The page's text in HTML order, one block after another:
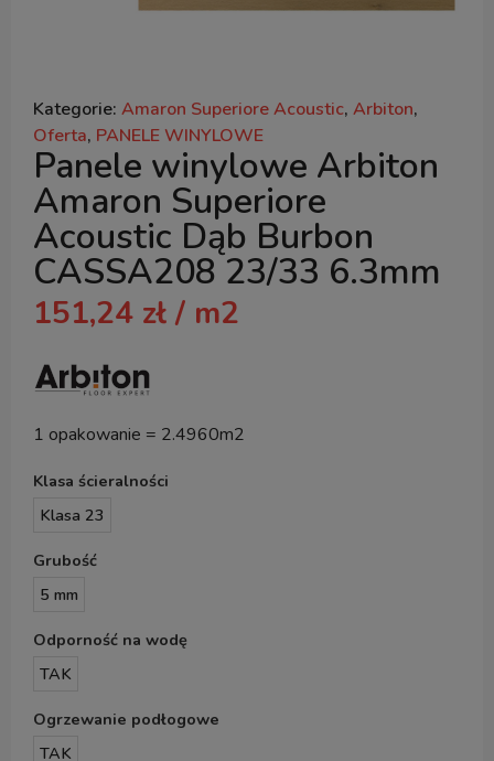
Kategorie: Amaron Superiore Acoustic, Arbiton,
Oferta, PANELE WINYLOWE
Panele winylowe Arbiton
Amaron Superiore
Acoustic Dąb Burbon
CASSA208 23/33 6.3mm
151,24 zł / m2
1 opakowanie = 2.4960m2
Klasa ścieralności
Klasa 23
Grubość
5 mm
Odporność na wodę
TAK
Ogrzewanie podłogowe
TAK